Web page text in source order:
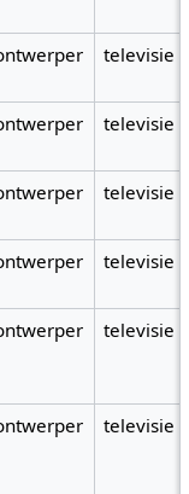
televisie
televisie
televisie
televisie
televisie
televisie